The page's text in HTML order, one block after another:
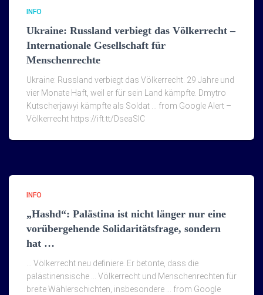
INFO
Ukraine: Russland verbiegt das Völkerrecht –
Internationale Gesellschaft für
Menschenrechte
Ukraine: Russland verbiegt das Völkerrecht. 29 Jahre und
vier Monate Haft, weil er für sein Land kämpfte. Dmytro
Kutscherjawyi kämpfte als Soldat … from Google Alert –
Völkerrecht https://ift.tt/DseaSlC
INFO
„Hashd“: Palästina ist nicht länger nur eine
vorübergehende Solidaritätsfrage, sondern
hat …
… Völkerrecht neu definiere. Er betonte, dass die
palästinensische … Völkerrecht und Menschenrechten für
breite Wählerschichten, insbesondere … from Google